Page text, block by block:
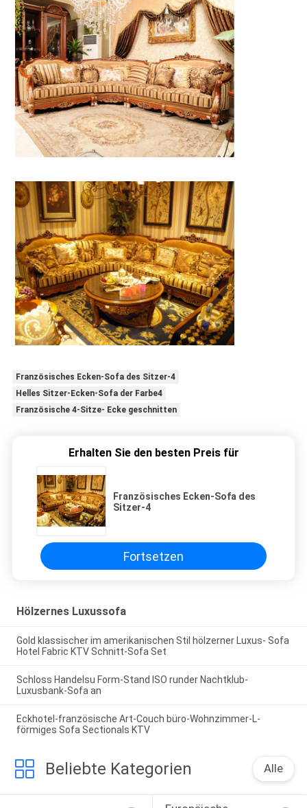
Französisches Ecken-Sofa des Sitzer-4
Helles Sitzer-Ecken-Sofa der Farbe4
Französische 4-Sitze- Ecke geschnitten
Erhalten Sie den besten Preis für
Französisches Ecken-Sofa des
Sitzer-4
Fortsetzen
Hölzernes Luxussofa
Gold klassischer im amerikanischen Stil hölzerner Luxus- Sofa
Hotel Fabric KTV Schnitt-Sofa Set
Schloss Handelsu Form-Stand ISO runder Nachtklub-
Luxusbank-Sofa an
Eckhotel-französische Art-Couch büro-Wohnzimmer-L-
förmiges Sofa Sectionals KTV
Beliebte Kategorien Alle